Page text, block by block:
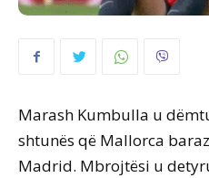
Marash Kumbulla u
shtunës që Mallorca
Madrid. Mbrojtësi u